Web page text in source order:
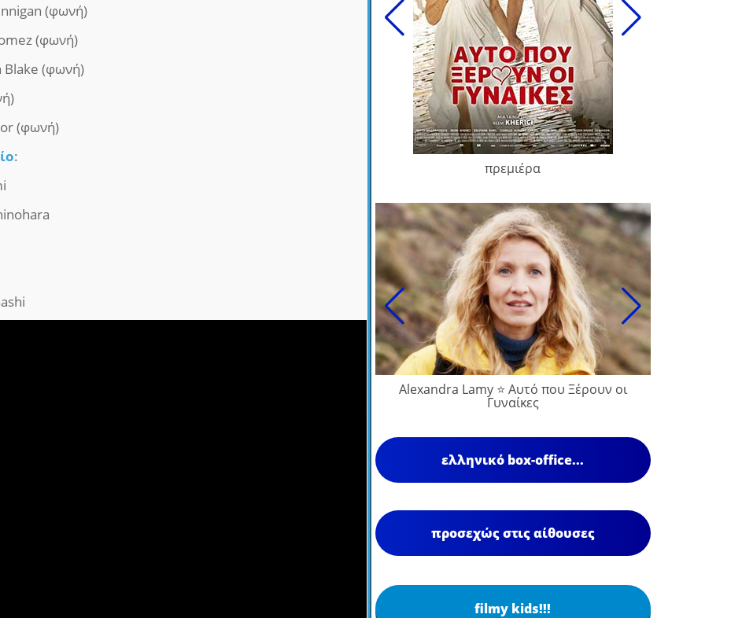
(φωνή)
(φωνή)
Blake (φωνή)
(φωνή)
:
πρεμιέρα
Alexandra Lamy ⭐ Αυτό που Ξέρουν οι
Γυναίκες
ελληνικό box-office...
προσεχώς στις αίθουσες
filmy kids!!!